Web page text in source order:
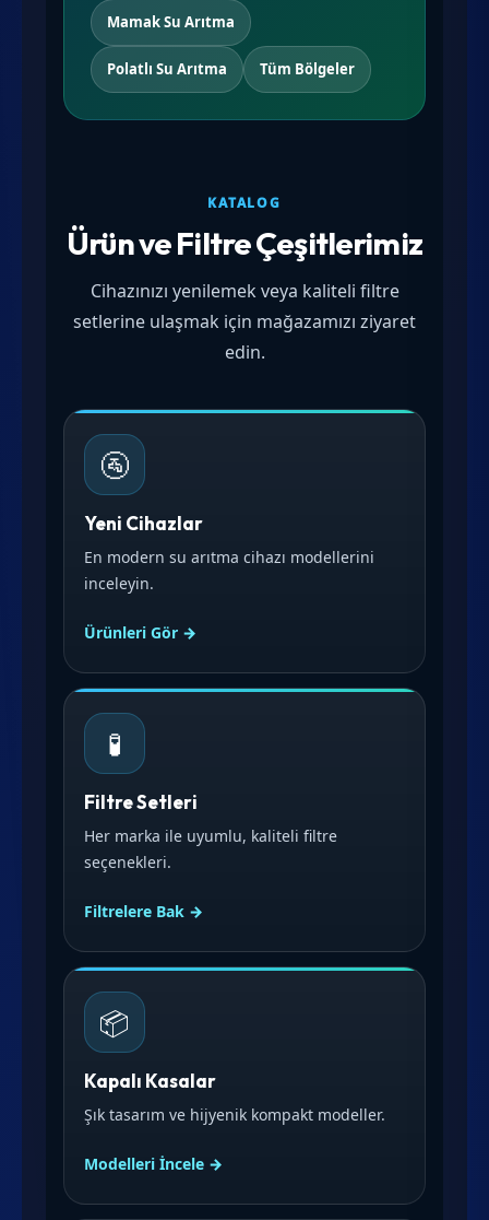
Mamak Su Arıtma
Polatlı Su Arıtma Tüm Bölgeler
KATALOG
Ürün ve Filtre Çeşitlerimiz
Cihazınızı yenilemek veya kaliteli filtre
setlerine ulaşmak için mağazamızı ziyaret
edin.
🚰
Yeni Cihazlar
En modern su arıtma cihazı modellerini
inceleyin.
Ürünleri Gör →
🧪
Filtre Setleri
Her marka ile uyumlu, kaliteli filtre
seçenekleri.
Filtrelere Bak →
📦
Kapalı Kasalar
Şık tasarım ve hijyenik kompakt modeller.
Modelleri İncele →